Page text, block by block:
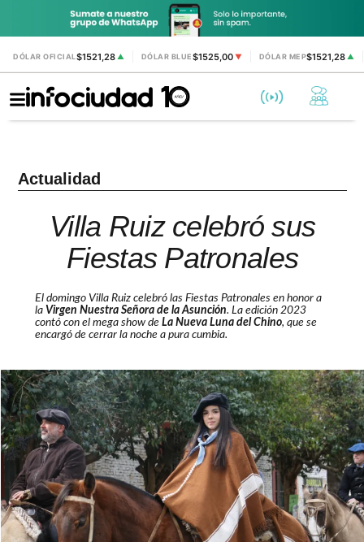
DÓLAR OFICIAL$1521,28 ▲ DÓLAR BLUE$1525,00 ▼ DÓLAR MEP$1521,28▲
Actualidad
Villa Ruiz celebró sus
Fiestas Patronales
El domingo Villa Ruiz celebró las Fiestas Patronales en honor a
la Virgen Nuestra Señora de la Asunción. La edición 2023
contó con el mega show de La Nueva Luna del Chino, que se
encargó de cerrar la noche a pura cumbia.